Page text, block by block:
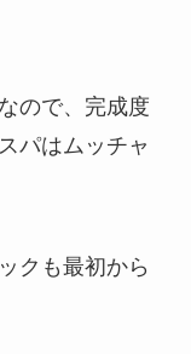
ので、完成度
パはムッチャ
クも最初から